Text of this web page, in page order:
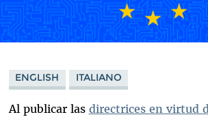
ENGLISH ITALIANO
Al publicar las directrices en virtud